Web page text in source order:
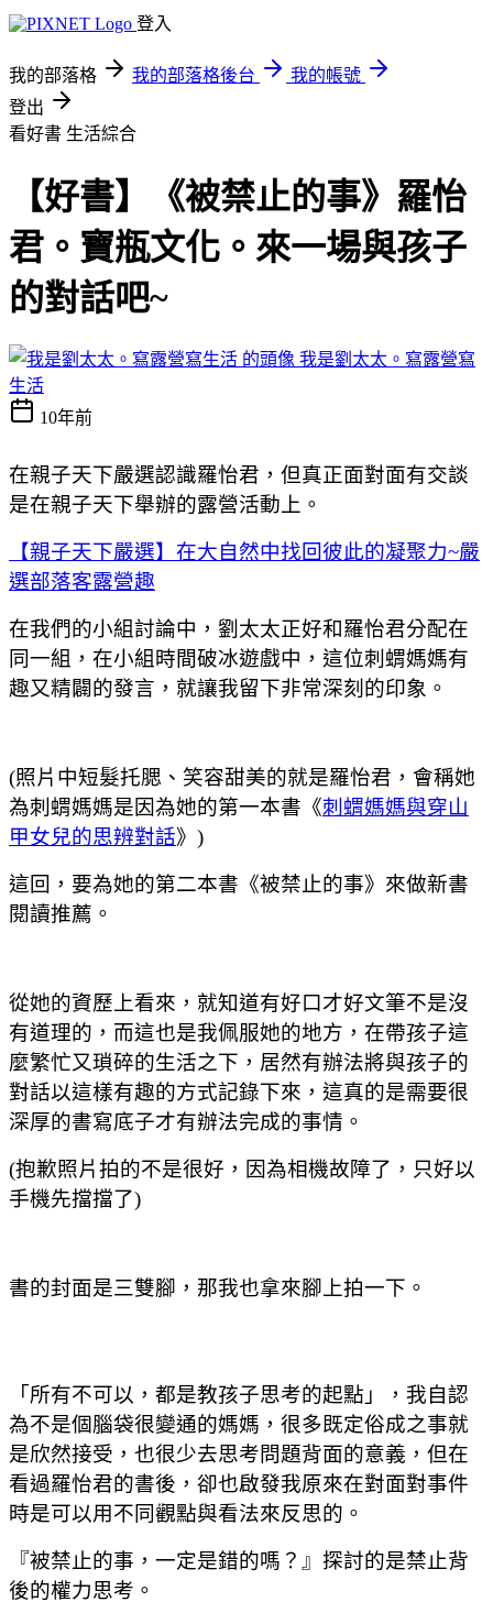
登入
我的部落格 我的部落格後台
我的帳號
登出
看好書 生活綜合
【好書】《被禁止的事》羅怡
君。寶瓶文化。來一場與孩子
的對話吧~
我是劉太太。寫露營寫
生活
10年前
在親子天下嚴選認識羅怡君，但真正面對面有交談
是在親子天下舉辦的露營活動上。
【親子天下嚴選】在大自然中找回彼此的凝聚力~嚴
選部落客露營趣
在我們的小組討論中，劉太太正好和羅怡君分配在
同一組，在小組時間破冰遊戲中，這位刺蝟媽媽有
趣又精闢的發言，就讓我留下非常深刻的印象。
(照片中短髮托腮、笑容甜美的就是羅怡君，會稱她
為刺蝟媽媽是因為她的第一本書《刺蝟媽媽與穿山
甲女兒的思辨對話》)
這回，要為她的第二本書《被禁止的事》來做新書
閱讀推薦。
從她的資歷上看來，就知道有好口才好文筆不是沒
有道理的，而這也是我佩服她的地方，在帶孩子這
麼繁忙又瑣碎的生活之下，居然有辦法將與孩子的
對話以這樣有趣的方式記錄下來，這真的是需要很
深厚的書寫底子才有辦法完成的事情。
(抱歉照片拍的不是很好，因為相機故障了，只好以
手機先擋擋了)
書的封面是三雙腳，那我也拿來腳上拍一下。
「所有不可以，都是教孩子思考的起點」，我自認
為不是個腦袋很變通的媽媽，很多既定俗成之事就
是欣然接受，也很少去思考問題背面的意義，但在
看過羅怡君的書後，卻也啟發我原來在對面對事件
時是可以用不同觀點與看法來反思的。
『被禁止的事，一定是錯的嗎？』探討的是禁止背
後的權力思考。